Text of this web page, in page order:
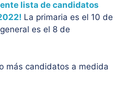
lista de candidatos
La primaria es el 10 de
es el 8 de
más candidatos a medida